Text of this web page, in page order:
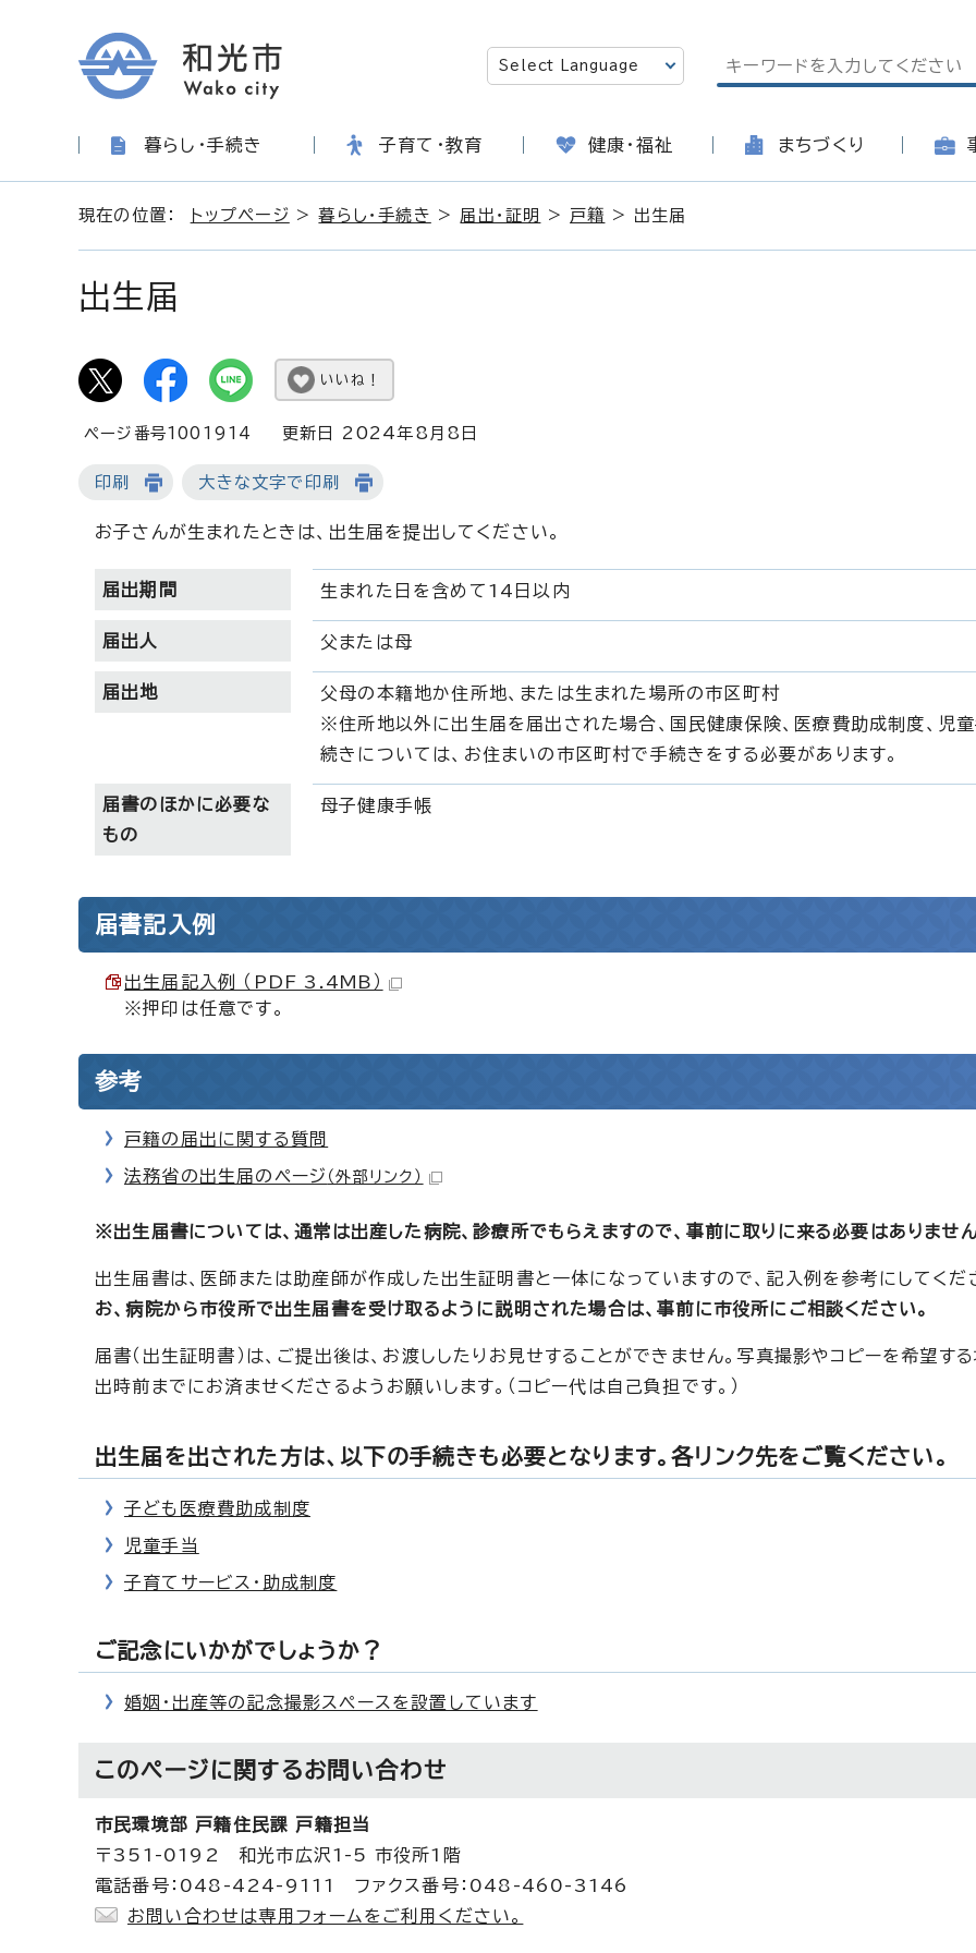
暮らし・手続き 子育て・教育 健康・福祉 まちづくり
現在の位置： トップページ >暮らし・手続き > 届出・証明 > 戸籍 > 出生届
出生届
いいね！
ページ番号1001914 更新日 2024年8月8日
印刷 大きな文字で印刷
お子さんが生まれたときは、出生届を提出してください。
届出期間 生まれた日を含めて14日以内
届出人 父または母
届出地
父母の本籍地か住所地、または生まれた場所の市区町村
※住所地以外に出生届を届出された場合、国民健康保険、医療費助成制度、児
続きについては、お住まいの市区町村で手続きをする必要があります。
届書のほかに必要な
もの
母子健康手帳
届書記入例
出生届記入例 （PDF 3.4MB）
※押印は任意です。
参考
戸籍の届出に関する質問
法務省の出生届のページ （外部リンク）
※出生届書については、通常は出産した病院、診療所でもらえますので、事前に取りに来る必要はありません
出生届書は、医師または助産師が作成した出生証明書と一体になっていますので、記入例を参考にしてくだ
お、病院から市役所で出生届書を受け取るように説明された場合は、事前に市役所にご相談ください。
届書（出生証明書）は、ご提出後は、お渡ししたりお見せすることができません。写真撮影やコピーを希望す
出時前までにお済ませくださるようお願いします。（コピー代は自己負担です。）
出生届を出された方は、以下の手続きも必要となります。各リンク先をご覧ください。
子ども医療費助成制度
児童手当
子育てサービス・助成制度
ご記念にいかがでしょうか？
婚姻・出産等の記念撮影スペースを設置しています
このページに関するお問い合わせ
市民環境部 戸籍住民課 戸籍担当
〒351-0192 和光市広沢1-5 市役所1階
電話番号：048-424-9111 ファクス番号：048-460-3146
お問い合わせは専用フォームをご利用ください。